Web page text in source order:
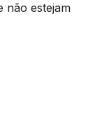
não estejam